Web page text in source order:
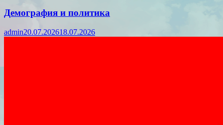
Демография и политика
admin20.07.202618.07.2026